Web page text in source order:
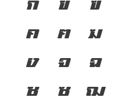
ก ข ฃ
ค ฅ ฆ
ง จ ฉ
ช ซ ฌ